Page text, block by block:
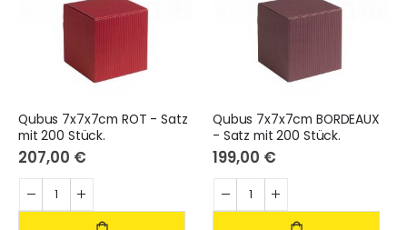
Qubus 7x7x7cm ROT - Satz
mit 200 Stück.
207,00 €
Qubus 7x7x7cm BORDEAUX
- Satz mit 200 Stück.
199,00 €